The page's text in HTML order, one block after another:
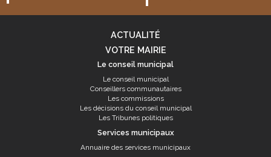
ACTUALITÉ
VOTRE MAIRIE
Le conseil municipal
Le conseil municipal
Conseillers communautaires
Les commissions
Les décisions du conseil municipal
Les Tribunes politiques
Services municipaux
Annuaire des services municipaux